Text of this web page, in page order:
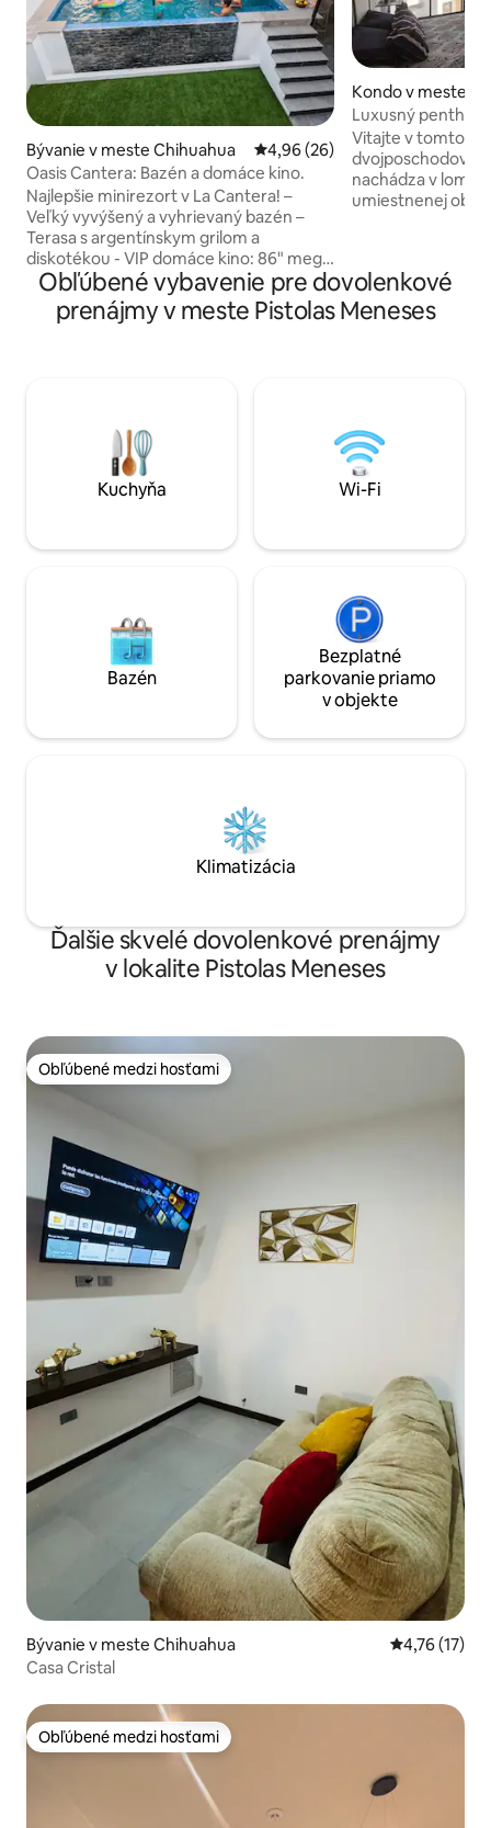
Bývanie v meste Chihuahua Priemerné ohodnotenie 4,96
4,96 (26)
Oasis Cantera: Bazén a domáce kino.
Najlepšie minirezort v La Cantera! –
Veľký vyvýšený a vyhrievaný bazén –
Terasa s argentínskym grilom a
diskotékou - VIP domáce kino: 86" mega
obrazovka – 3 prémiové spálne
(klimatizačné jednotky mini split,
inteligentná TV), 5 lôžok - Plne vybavená
orientované smerom na ulicu a merač
POZORNE PREČÍTAJTE PRAVIDLÁ
Kondo v meste
Luxusný
panoramatickým
Vitajte v tomto
nachádza v
umiestnenej oblasti
prehliadkou
Malebné výhľady
vyrazia dych. -
Obľúbené vybavenie pre dovolenkové
prenájmy v meste Pistolas Meneses
Kuchyňa Wi-Fi
Bazén
Bezplatné
parkovanie priamo
v objekte
Klimatizácia
Ďalšie skvelé dovolenkové prenájmy
v lokalite Pistolas Meneses
Obľúbené medzi hosťami
Obľúbené medzi hosťami
Bývanie v meste Chihuahua Priemerné
4,76 (17)
Casa Cristal
Obľúbené medzi hosťami
Obľúbené medzi hosťami